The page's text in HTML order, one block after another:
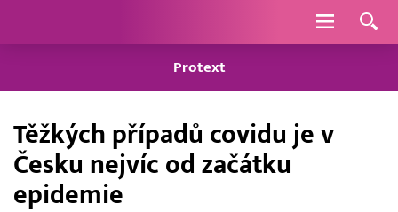
Navigace
Protext
Těžkých případů covidu je v
Česku nejvíc od začátku
epidemie